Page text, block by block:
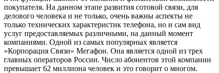
покупателя. На данном этапе развития сотовой связи, для
делового человека и не только, очень важны аспекты не
только технических характеристик телефона, но и сам вид
услуг предоставляемых различными, на данный момент
компаниями. Одной из самых популярных является
«Корпорация Связи» Мегафон. Она является одной из трех
главных операторов России. Число абонентов этой компании
превышает 62 миллиона человек и это говорит о многом.